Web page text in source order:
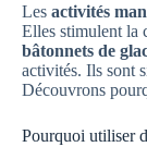
Les activités
Elles stimulent la
bâtonnets de
activités. Ils sont
Découvrons
Pourquoi utiliser